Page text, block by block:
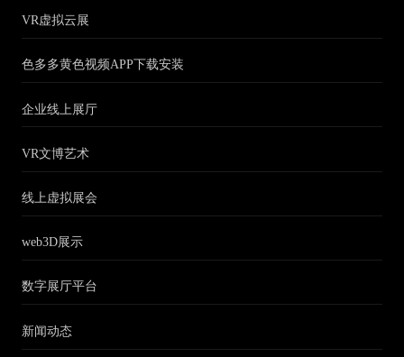
VR虚拟云展
色多多黄色视频APP下载安装
企业线上展厅
VR文博艺术
线上虚拟展会
web3D展示
数字展厅平台
新闻动态